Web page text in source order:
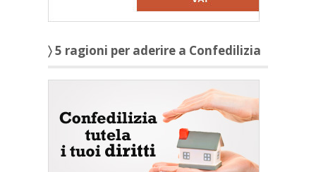
〉 5 ragioni per aderire a Confedilizia